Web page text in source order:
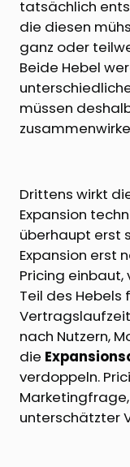
tatsächlich
die diesen
ganz oder
Beide Hebel
müssen
Drittens wirkt
Expansion
überhaupt erst
Expansion erst
Pricing einbaut,
Teil des
nach Nutzern,
die
verdoppeln.
unterschätzter